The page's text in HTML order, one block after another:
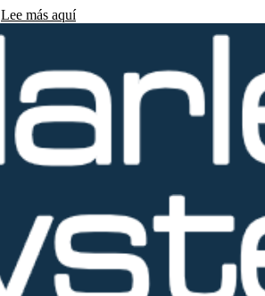
Lee más aquí